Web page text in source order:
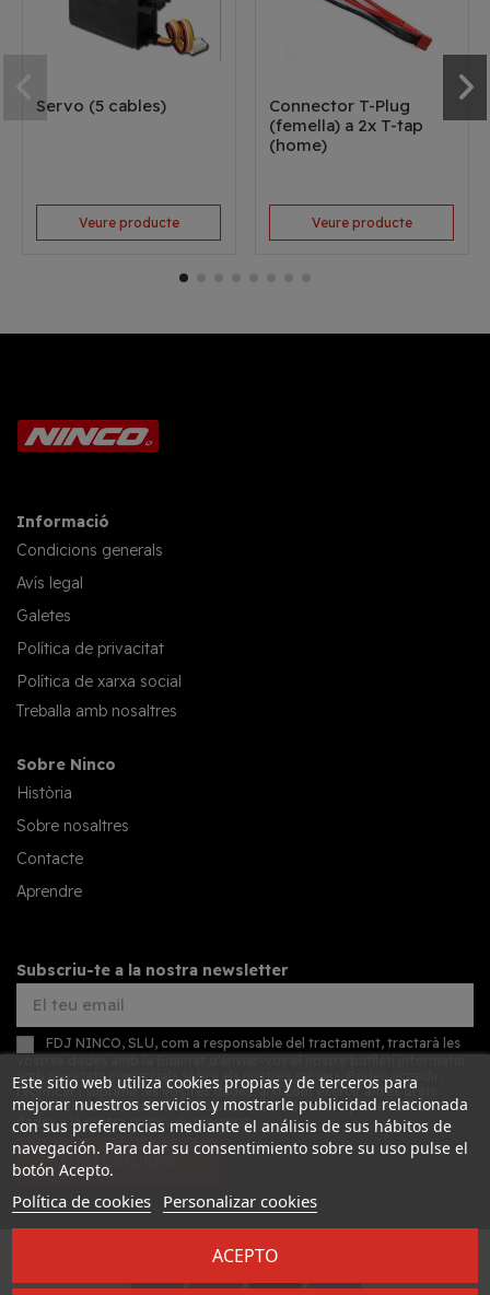
Servo (5 cables)
Veure producte
Connector T-Plug
(femella) a 2x T-tap
(home)
Veure producte
Informació
Condicions generals
Avís legal
Galetes
Política de privacitat
Política de xarxa social
Treballa amb nosaltres
Sobre Ninco
Història
Sobre nosaltres
Contacte
Aprendre
Subscriu-te a la nostra newsletter
FDJ NINCO, SLU, com a responsable del tractament, tractarà les
amb novetats comercials sobre els nostres serveis. Podeu accedir,
rectificar i suprimir les vostres dades, així com exercir altres drets
consultant la informació addicional detallada sobre protecció de
dades a la nostrapolítica de privacitat
SUBSCRIURE'S
Desarrollado por
Este sitio web utiliza cookies propias y de terceros para
mejorar nuestros servicios y mostrarle publicidad relacionada
con sus preferencias mediante el análisis de sus hábitos de
navegación. Para dar su consentimiento sobre su uso pulse el
botón Acepto.
Política de cookies Personalizar cookies
ACEPTO